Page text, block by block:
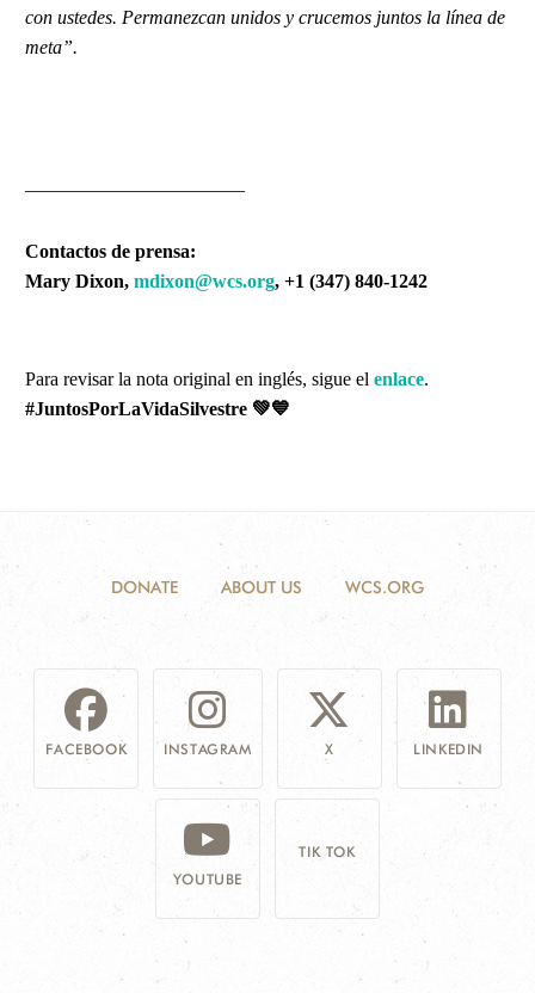
con ustedes. Permanezcan unidos y crucemos juntos la línea de
meta”.
Contactos de prensa:
Mary Dixon, mdixon@wcs.org, +1 (347) 840-1242
Para revisar la nota original en inglés, sigue el enlace.
#JuntosPorLaVidaSilvestre 💚💙
DONATE ABOUT US WCS.ORG
FACEBOOK INSTAGRAM X LINKEDIN
YOUTUBE
TIK TOK